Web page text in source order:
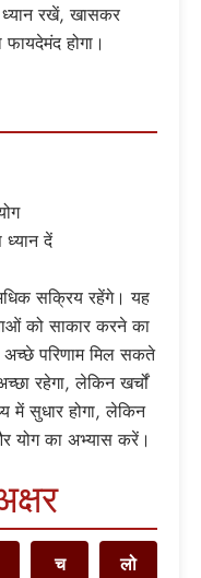
ध्यान रखें, खासकर
होगा।
ध्यान दें
सक्रिय रहेंगे। यह
को साकार करने का
परिणाम मिल सकते
रहेगा, लेकिन खर्चों
में सुधार होगा, लेकिन
योग का अभ्यास करें।
च लो